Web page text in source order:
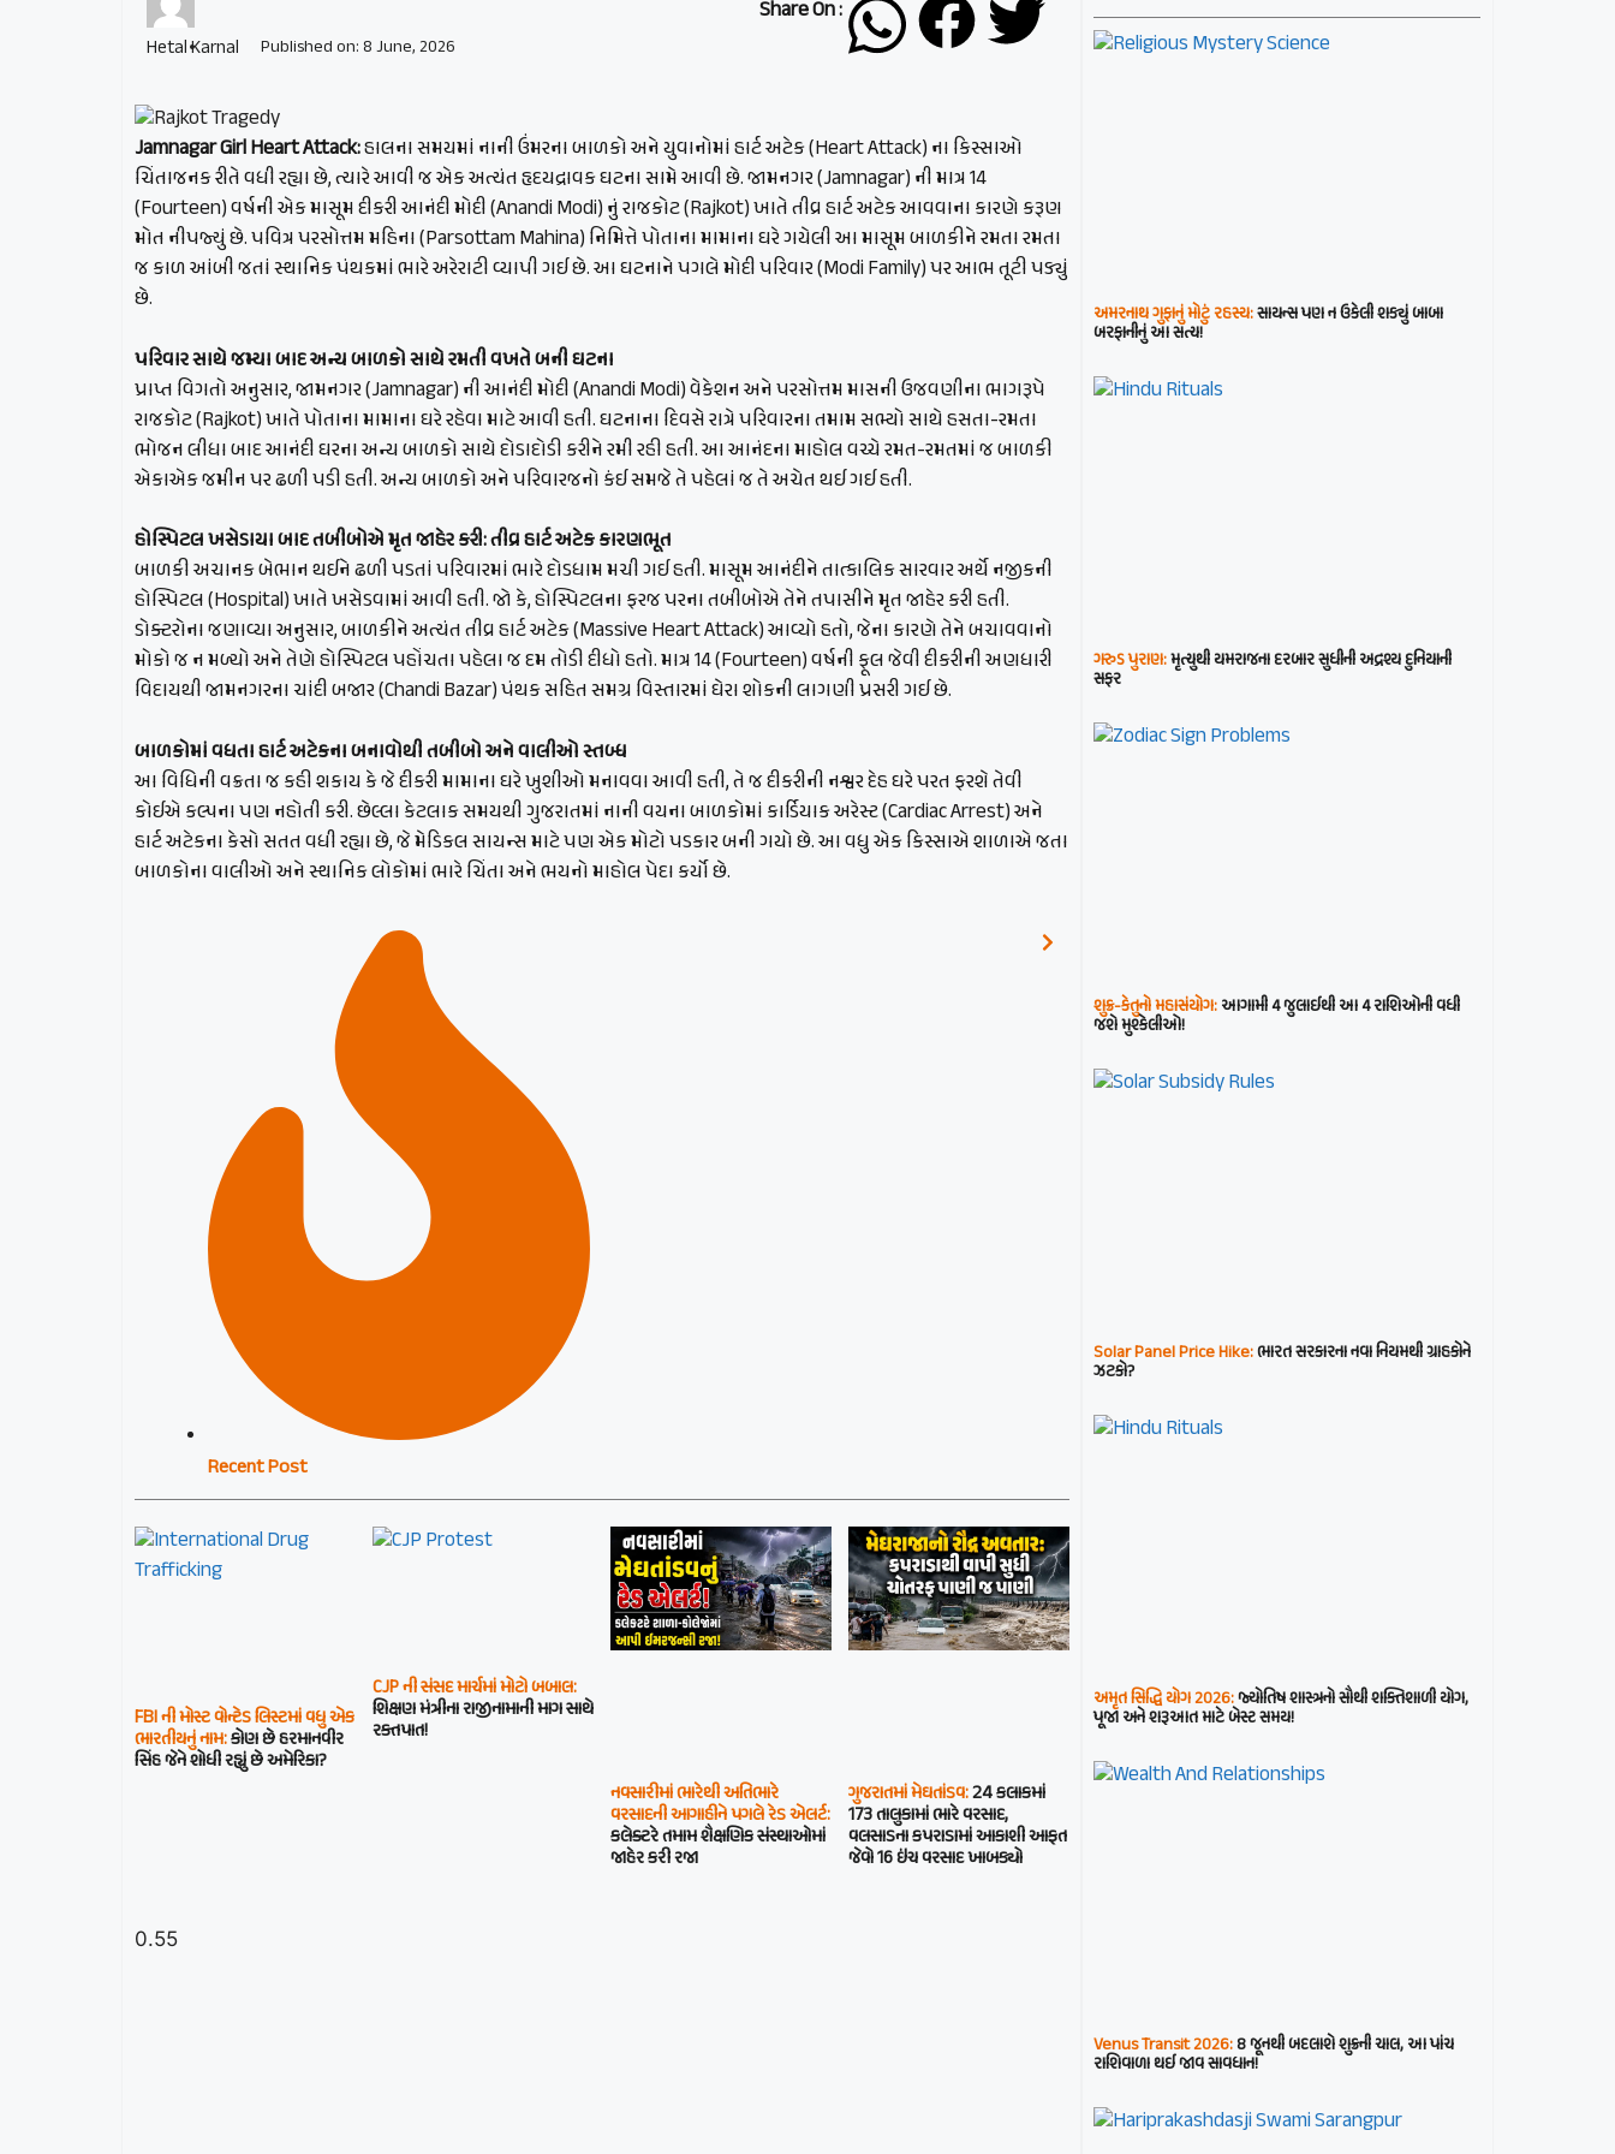
Hetal Karnal Published on:8 June, 2026
Share On :
Jamnagar Girl Heart Attack:હાલના સમયમાં નાની ઉંમરના બાળકો અને યુવાનોમાં હાર્ટ અટેક (Heart Attack) ના કિસ્સાઓ
ચિંતાજનક રીતે વધી રહ્યા છે, ત્યારે આવી જ એક અત્યંત હૃદયદ્રાવક ઘટના સામે આવી છે. જામનગર (Jamnagar) ની માત્ર 14
(Fourteen) વર્ષની એક માસૂમ દીકરી આનંદી મોદી (Anandi Modi) નું રાજકોટ (Rajkot) ખાતે તીવ્ર હાર્ટ અટેક આવવાના કારણે કરૂણ
મોત નીપજ્યું છે. પવિત્ર પરસોત્તમ મહિના (Parsottam Mahina) નિમિત્તે પોતાના મામાના ઘરે ગયેલી આ માસૂમ બાળકીને રમતા રમતા
જ કાળ આંબી જતાં સ્થાનિક પંથકમાં ભારે અરેરાટી વ્યાપી ગઈ છે. આ ઘટનાને પગલે મોદી પરિવાર (Modi Family) પર આભ તૂટી પડ્યું
છે.
પરિવાર સાથે જમ્યા બાદ અન્ય બાળકો સાથે રમતી વખતે બની ઘટના
પ્રાપ્ત વિગતો અનુસાર, જામનગર (Jamnagar) ની આનંદી મોદી (Anandi Modi) વેકેશન અને પરસોત્તમ માસની ઉજવણીના ભાગરૂપે
રાજકોટ (Rajkot) ખાતે પોતાના મામાના ઘરે રહેવા માટે આવી હતી. ઘટનાના દિવસે રાત્રે પરિવારના તમામ સભ્યો સાથે હસતા-રમતા
ભોજન લીધા બાદ આનંદી ઘરના અન્ય બાળકો સાથે દોડાદોડી કરીને રમી રહી હતી. આ આનંદના માહોલ વચ્ચે રમત-રમતમાં જ બાળકી
એકાએક જમીન પર ઢળી પડી હતી. અન્ય બાળકો અને પરિવારજનો કંઈ સમજે તે પહેલાં જ તે અચેત થઈ ગઈ હતી.
હોસ્પિટલ ખસેડાયા બાદ તબીબોએ મૃત જાહેર કરી: તીવ્ર હાર્ટ અટેક કારણભૂત
બાળકી અચાનક બેભાન થઈને ઢળી પડતાં પરિવારમાં ભારે દોડધામ મચી ગઈ હતી. માસૂમ આનંદીને તાત્કાલિક સારવાર અર્થે નજીકની
હોસ્પિટલ (Hospital) ખાતે ખસેડવામાં આવી હતી. જો કે, હોસ્પિટલના ફરજ પરના તબીબોએ તેને તપાસીને મૃત જાહેર કરી હતી.
ડોક્ટરોના જણાવ્યા અનુસાર, બાળકીને અત્યંત તીવ્ર હાર્ટ અટેક (Massive Heart Attack) આવ્યો હતો, જેના કારણે તેને બચાવવાનો
મોકો જ ન મળ્યો અને તેણે હોસ્પિટલ પહોંચતા પહેલા જ દમ તોડી દીધો હતો. માત્ર 14 (Fourteen) વર્ષની ફૂલ જેવી દીકરીની અણધારી
વિદાયથી જામનગરના ચાંદી બજાર (Chandi Bazar) પંથક સહિત સમગ્ર વિસ્તારમાં ઘેરા શોકની લાગણી પ્રસરી ગઈ છે.
બાળકોમાં વધતા હાર્ટ અટેકના બનાવોથી તબીબો અને વાલીઓ સ્તબ્ધ
આ વિધિની વક્રતા જ કહી શકાય કે જે દીકરી મામાના ઘરે ખુશીઓ મનાવવા આવી હતી, તે જ દીકરીની નશ્વર દેહ ઘરે પરત ફરશે તેવી
કોઈએ કલ્પના પણ નહોતી કરી. છેલ્લા કેટલાક સમયથી ગુજરાતમાં નાની વયના બાળકોમાં કાર્ડિયાક અરેસ્ટ (Cardiac Arrest) અને
હાર્ટ અટેકના કેસો સતત વધી રહ્યા છે, જે મેડિકલ સાયન્સ માટે પણ એક મોટો પડકાર બની ગયો છે. આ વધુ એક કિસ્સાએ શાળાએ જતા
બાળકોના વાલીઓ અને સ્થાનિક લોકોમાં ભારે ચિંતા અને ભયનો માહોલ પેદા કર્યો છે.
Recent Post
FBI ની મોસ્ટ વોન્ટેડ લિસ્ટમાં વધુ એક
ભારતીયનું નામ:કોણ છે હરમાનવીર
સિંહ જેને શોધી રહ્યું છે અમેરિકા?
CJP ની સંસદ માર્ચમાં મોટો બબાલ:
શિક્ષણ મંત્રીના રાજીનામાની માગ સાથે
રક્તપાત!
નવસારીમાં ભારેથી અતિભારે
વરસાદની આગાહીને પગલે રેડ એલર્ટ:
કલેક્ટરે તમામ શૈક્ષણિક સંસ્થાઓમાં
જાહેર કરી રજા
ગુજરાતમાં મેઘતાંડવ:24 કલાકમાં
173 તાલુકામાં ભારે વરસાદ,
વલસાડના કપરાડામાં આકાશી આફત
જેવો 16 ઇંચ વરસાદ ખાબક્યો
અમરનાથ ગુફાનું મોટું રહસ્ય:સાયન્સ પણ ન ઉકેલી શક્યું બાબા
બરફાનીનું આ સત્ય!
ગરુડ પુરાણ:મૃત્યુથી યમરાજના દરબાર સુધીની અદ્રશ્ય દુનિયાની
સફર
શુક્ર-કેતુનો મહાસંયોગ:આગામી 4 જુલાઈથી આ 4 રાશિઓની વધી
જશે મુશ્કેલીઓ!
Solar Panel Price Hike:ભારત સરકારના નવા નિયમથી ગ્રાહકોને
ઝટકો?
અમૃત સિદ્ધિ યોગ 2026:જ્યોતિષ શાસ્ત્રનો સૌથી શક્તિશાળી યોગ,
પૂજા અને શરૂઆત માટે બેસ્ટ સમય!
Venus Transit 2026:8 જૂનથી બદલાશે શુક્રની ચાલ, આ પાંચ
રાશિવાળા થઈ જાવ સાવધાન!